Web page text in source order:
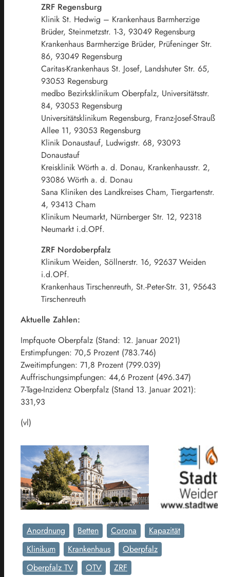
ZRF Regensburg
Klinik St. Hedwig – Krankenhaus Barmherzige
Brüder, Steinmetzstr. 1-3, 93049 Regensburg
Krankenhaus Barmherzige Brüder, Prüfeninger Str.
86, 93049 Regensburg
Caritas-Krankenhaus St. Josef, Landshuter Str. 65,
93053 Regensburg
medbo Bezirksklinikum Oberpfalz, Universitätsstr.
84, 93053 Regensburg
Universitätsklinikum Regensburg, Franz-Josef-Strauß
Allee 11, 93053 Regensburg
Klinik Donaustauf, Ludwigstr. 68, 93093
Donaustauf
Kreisklinik Wörth a. d. Donau, Krankenhausstr. 2,
93086 Wörth a. d. Donau
Sana Kliniken des Landkreises Cham, Tiergartenstr.
4, 93413 Cham
Klinikum Neumarkt, Nürnberger Str. 12, 92318
Neumarkt i.d.OPf.
ZRF Nordoberpfalz
Klinikum Weiden, Söllnerstr. 16, 92637 Weiden
i.d.OPf.
Krankenhaus Tirschenreuth, St.-Peter-Str. 31, 95643
Tirschenreuth
Aktuelle Zahlen:
Impfquote Oberpfalz (Stand: 12. Januar 2021)
Erstimpfungen: 70,5 Prozent (783.746)
Zweitimpfungen: 71,8 Prozent (799.039)
Auffrischungsimpfungen: 44,6 Prozent (496.347)
7-Tage-Inzidenz Oberpfalz (Stand 13. Januar 2021):
331,93
(vl)
Anordnung Betten Corona
Kapazität
Klinikum
Krankenhaus
Oberpfalz
Oberpfalz TV
OTV ZRF